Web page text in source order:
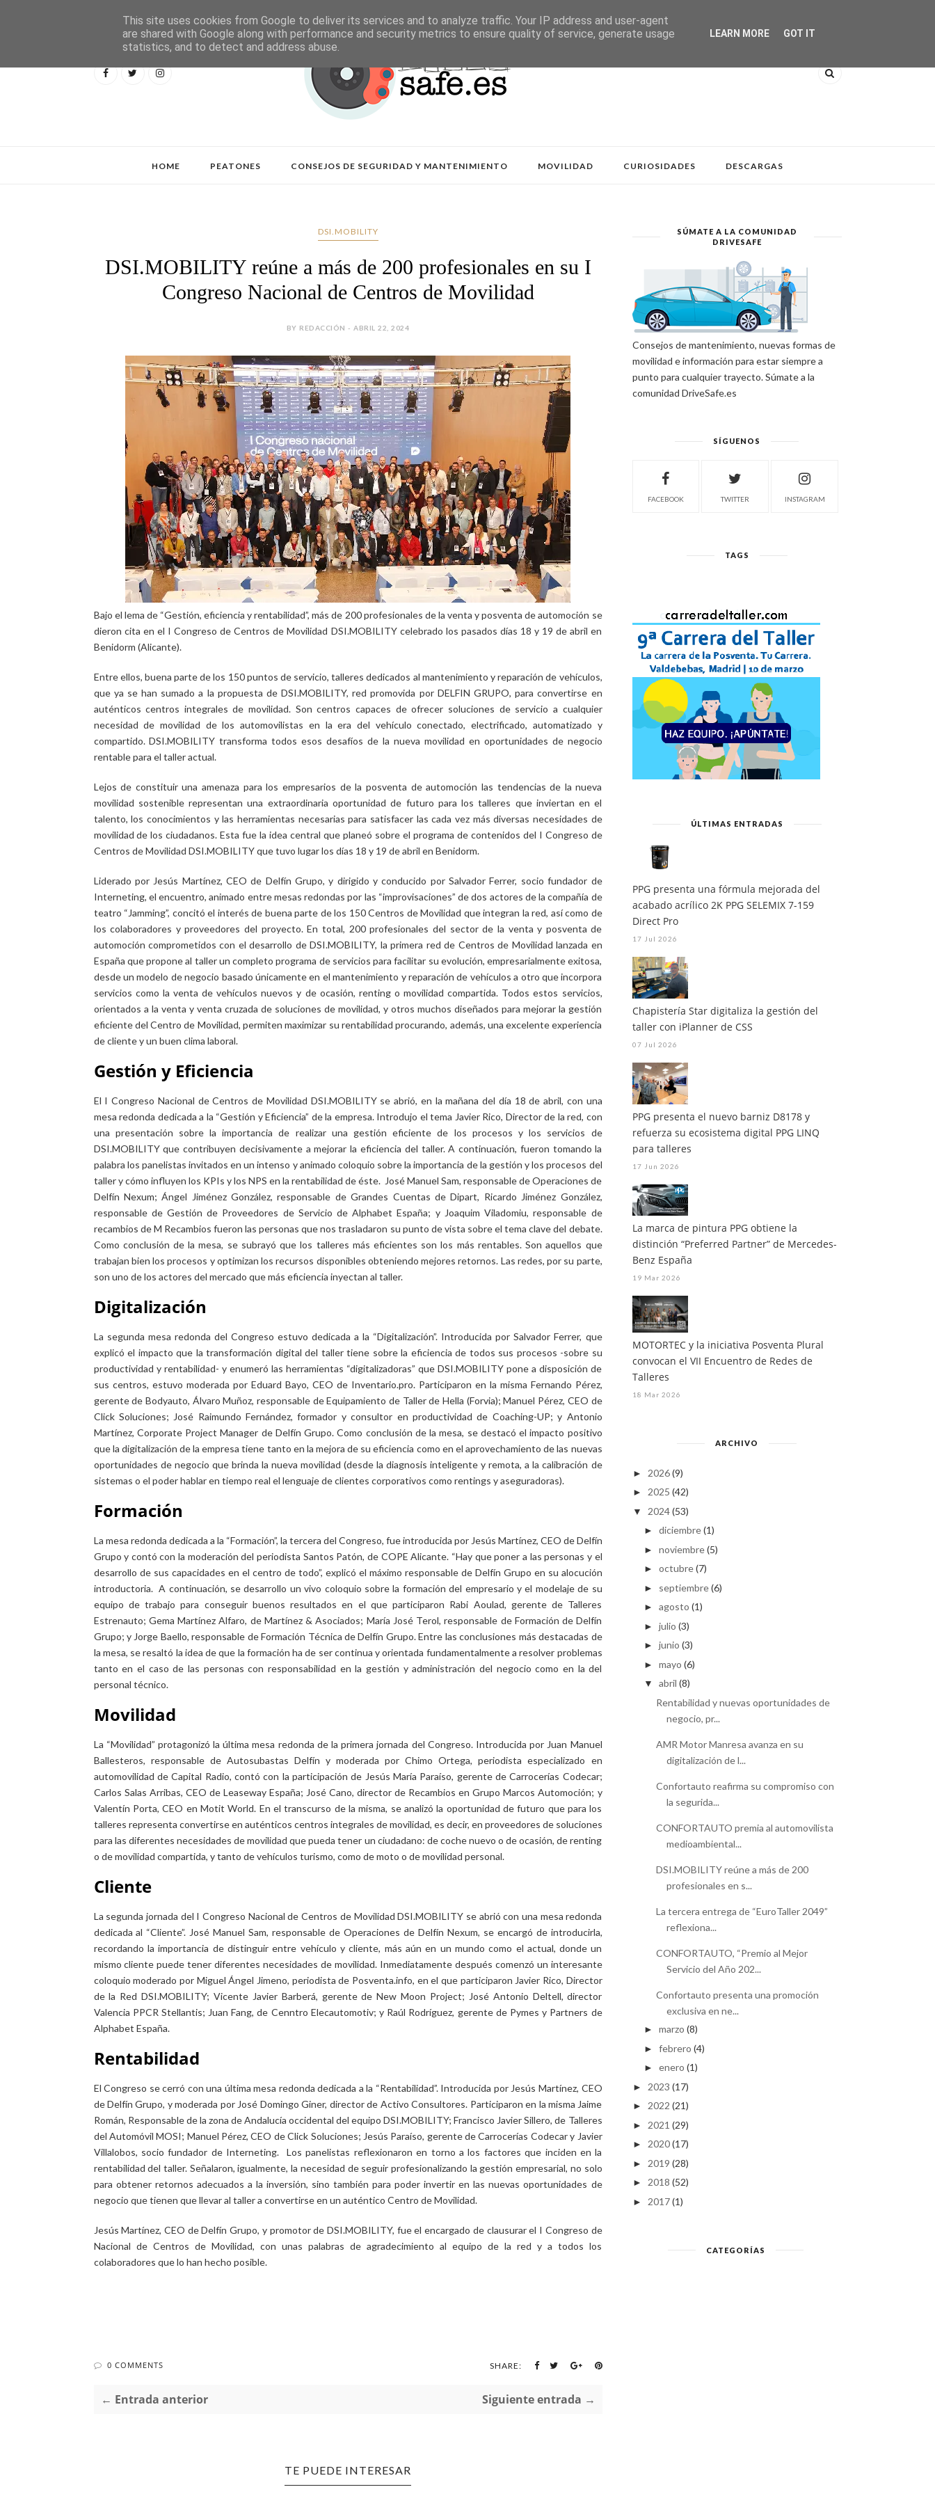
HOME PEATONES CONSEJOS DE SEGURIDAD Y MANTENIMIENTO MOVILIDAD CURIOSIDADES DESCARGAS
DSI.MOBILITY
DSI.MOBILITY reúne a más de 200 profesionales en su I
Congreso Nacional de Centros de Movilidad
BY REDACCIÓN - ABRIL 22, 2024
Bajo el lema de “Gestión, eficiencia y rentabilidad”, más de 200 profesionales de la venta y posventa de automoción se
dieron cita en el I Congreso de Centros de Movilidad DSI.MOBILITY celebrado los pasados días 18 y 19 de abril en
Benidorm (Alicante).
Entre ellos, buena parte de los 150 puntos de servicio, talleres dedicados al mantenimiento y reparación de vehículos,
que ya se han sumado a la propuesta de DSI.MOBILITY, red promovida por DELFIN GRUPO, para convertirse en
auténticos centros integrales de movilidad. Son centros capaces de ofrecer soluciones de servicio a cualquier
necesidad de movilidad de los automovilistas en la era del vehículo conectado, electrificado, automatizado y
compartido. DSI.MOBILITY transforma todos esos desafíos de la nueva movilidad en oportunidades de negocio
rentable para el taller actual.
Lejos de constituir una amenaza para los empresarios de la posventa de automoción las tendencias de la nueva
movilidad sostenible representan una extraordinaria oportunidad de futuro para los talleres que inviertan en el
talento, los conocimientos y las herramientas necesarias para satisfacer las cada vez más diversas necesidades de
movilidad de los ciudadanos. Esta fue la idea central que planeó sobre el programa de contenidos del I Congreso de
Centros de Movilidad DSI.MOBILITY que tuvo lugar los días 18 y 19 de abril en Benidorm.
Liderado por Jesús Martínez, CEO de Delfín Grupo, y dirigido y conducido por Salvador Ferrer, socio fundador de
Interneting, el encuentro, animado entre mesas redondas por las “improvisaciones” de dos actores de la compañía de
teatro “Jamming”, concitó el interés de buena parte de los 150 Centros de Movilidad que integran la red, así como de
los colaboradores y proveedores del proyecto. En total, 200 profesionales del sector de la venta y posventa de
automoción comprometidos con el desarrollo de DSI.MOBILITY, la primera red de Centros de Movilidad lanzada en
España que propone al taller un completo programa de servicios para facilitar su evolución, empresarialmente exitosa,
desde un modelo de negocio basado únicamente en el mantenimiento y reparación de vehículos a otro que incorpora
servicios como la venta de vehículos nuevos y de ocasión, renting o movilidad compartida. Todos estos servicios,
orientados a la venta y venta cruzada de soluciones de movilidad, y otros muchos diseñados para mejorar la gestión
eficiente del Centro de Movilidad, permiten maximizar su rentabilidad procurando, además, una excelente experiencia
de cliente y un buen clima laboral.
Gestión y Eficiencia
El I Congreso Nacional de Centros de Movilidad DSI.MOBILITY se abrió, en la mañana del día 18 de abril, con una
mesa redonda dedicada a la “Gestión y Eficiencia” de la empresa. Introdujo el tema Javier Rico, Director de la red, con
una presentación sobre la importancia de realizar una gestión eficiente de los procesos y los servicios de
DSI.MOBILITY que contribuyen decisivamente a mejorar la eficiencia del taller. A continuación, fueron tomando la
palabra los panelistas invitados en un intenso y animado coloquio sobre la importancia de la gestión y los procesos del
taller y cómo influyen los KPIs y los NPS en la rentabilidad de éste. José Manuel Sam, responsable de Operaciones de
Delfín Nexum; Ángel Jiménez González, responsable de Grandes Cuentas de Dipart, Ricardo Jiménez González,
responsable de Gestión de Proveedores de Servicio de Alphabet España; y Joaquim Viladomiu, responsable de
recambios de M Recambios fueron las personas que nos trasladaron su punto de vista sobre el tema clave del debate.
Como conclusión de la mesa, se subrayó que los talleres más eficientes son los más rentables. Son aquellos que
trabajan bien los procesos y optimizan los recursos disponibles obteniendo mejores retornos. Las redes, por su parte,
son uno de los actores del mercado que más eficiencia inyectan al taller.
Digitalización
La segunda mesa redonda del Congreso estuvo dedicada a la “Digitalización”. Introducida por Salvador Ferrer, que
explicó el impacto que la transformación digital del taller tiene sobre la eficiencia de todos sus procesos -sobre su
productividad y rentabilidad- y enumeró las herramientas “digitalizadoras” que DSI.MOBILITY pone a disposición de
sus centros, estuvo moderada por Eduard Bayo, CEO de Inventario.pro. Participaron en la misma Fernando Pérez,
gerente de Bodyauto, Álvaro Muñoz, responsable de Equipamiento de Taller de Hella (Forvia); Manuel Pérez, CEO de
Click Soluciones; José Raimundo Fernández, formador y consultor en productividad de Coaching-UP; y Antonio
Martínez, Corporate Project Manager de Delfín Grupo. Como conclusión de la mesa, se destacó el impacto positivo
que la digitalización de la empresa tiene tanto en la mejora de su eficiencia como en el aprovechamiento de las nuevas
oportunidades de negocio que brinda la nueva movilidad (desde la diagnosis inteligente y remota, a la calibración de
sistemas o el poder hablar en tiempo real el lenguaje de clientes corporativos como rentings y aseguradoras).
Formación
La mesa redonda dedicada a la “Formación”, la tercera del Congreso, fue introducida por Jesús Martínez, CEO de Delfín
Grupo y contó con la moderación del periodista Santos Patón, de COPE Alicante. “Hay que poner a las personas y el
desarrollo de sus capacidades en el centro de todo”, explicó el máximo responsable de Delfín Grupo en su alocución
introductoria. A continuación, se desarrollo un vivo coloquio sobre la formación del empresario y el modelaje de su
equipo de trabajo para conseguir buenos resultados en el que participaron Rabi Aoulad, gerente de Talleres
Estrenauto; Gema Martínez Alfaro, de Martínez & Asociados; María José Terol, responsable de Formación de Delfín
Grupo; y Jorge Baello, responsable de Formación Técnica de Delfín Grupo. Entre las conclusiones más destacadas de
la mesa, se resaltó la idea de que la formación ha de ser continua y orientada fundamentalmente a resolver problemas
tanto en el caso de las personas con responsabilidad en la gestión y administración del negocio como en la del
personal técnico.
Movilidad
La “Movilidad” protagonizó la última mesa redonda de la primera jornada del Congreso. Introducida por Juan Manuel
Ballesteros, responsable de Autosubastas Delfín y moderada por Chimo Ortega, periodista especializado en
automovilidad de Capital Radio, contó con la participación de Jesús María Paraíso, gerente de Carrocerías Codecar;
Carlos Salas Arribas, CEO de Leaseway España; José Cano, director de Recambios en Grupo Marcos Automoción; y
Valentín Porta, CEO en Motit World. En el transcurso de la misma, se analizó la oportunidad de futuro que para los
talleres representa convertirse en auténticos centros integrales de movilidad, es decir, en proveedores de soluciones
para las diferentes necesidades de movilidad que pueda tener un ciudadano: de coche nuevo o de ocasión, de renting
o de movilidad compartida, y tanto de vehículos turismo, como de moto o de movilidad personal.
Cliente
La segunda jornada del I Congreso Nacional de Centros de Movilidad DSI.MOBILITY se abrió con una mesa redonda
dedicada al “Cliente”. José Manuel Sam, responsable de Operaciones de Delfín Nexum, se encargó de introducirla,
recordando la importancia de distinguir entre vehículo y cliente, más aún en un mundo como el actual, donde un
mismo cliente puede tener diferentes necesidades de movilidad. Inmediatamente después comenzó un interesante
coloquio moderado por Miguel Ángel Jimeno, periodista de Posventa.info, en el que participaron Javier Rico, Director
de la Red DSI.MOBILITY; Vicente Javier Barberá, gerente de New Moon Project; José Antonio Deltell, director
Valencia PPCR Stellantis; Juan Fang, de Cenntro Elecautomotiv; y Raúl Rodríguez, gerente de Pymes y Partners de
Alphabet España.
Rentabilidad
El Congreso se cerró con una última mesa redonda dedicada a la “Rentabilidad”. Introducida por Jesús Martínez, CEO
de Delfín Grupo, y moderada por José Domingo Giner, director de Activo Consultores. Participaron en la misma Jaime
Román, Responsable de la zona de Andalucía occidental del equipo DSI.MOBILITY; Francisco Javier Sillero, de Talleres
del Automóvil MOSI; Manuel Pérez, CEO de Click Soluciones; Jesús Paraíso, gerente de Carrocerías Codecar y Javier
Villalobos, socio fundador de Interneting. Los panelistas reflexionaron en torno a los factores que inciden en la
rentabilidad del taller. Señalaron, igualmente, la necesidad de seguir profesionalizando la gestión empresarial, no solo
para obtener retornos adecuados a la inversión, sino también para poder invertir en las nuevas oportunidades de
negocio que tienen que llevar al taller a convertirse en un auténtico Centro de Movilidad.
Jesús Martínez, CEO de Delfín Grupo, y promotor de DSI.MOBILITY, fue el encargado de clausurar el I Congreso de
Nacional de Centros de Movilidad, con unas palabras de agradecimiento al equipo de la red y a todos los
colaboradores que lo han hecho posible.
0 COMMENTS SHARE:
← Entrada anterior Siguiente entrada →
TE PUEDE INTERESAR
SÚMATE A LA COMUNIDAD
DRIVESAFE
Consejos de mantenimiento, nuevas formas de
movilidad e información para estar siempre a
punto para cualquier trayecto. Súmate a la
comunidad DriveSafe.es
SÍGUENOS
FACEBOOK TWITTER INSTAGRAM
TAGS
ÚLTIMAS ENTRADAS
PPG presenta una fórmula mejorada del
acabado acrílico 2K PPG SELEMIX 7-159
Direct Pro
17 Jul 2026
Chapistería Star digitaliza la gestión del
taller con iPlanner de CSS
07 Jul 2026
PPG presenta el nuevo barniz D8178 y
refuerza su ecosistema digital PPG LINQ
para talleres
17 Jun 2026
La marca de pintura PPG obtiene la
distinción “Preferred Partner” de Mercedes-
Benz España
19 Mar 2026
MOTORTEC y la iniciativa Posventa Plural
convocan el VII Encuentro de Redes de
Talleres
18 Mar 2026
ARCHIVO
► 2026 (9)
► 2025 (42)
▼ 2024 (53)
►diciembre(1)
►noviembre(5)
►octubre(7)
► septiembre(6)
►agosto (1)
►julio (3)
►junio (3)
►mayo (6)
▼ abril (8)
Rentabilidad y nuevas oportunidades de
negocio, pr...
AMR Motor Manresa avanza en su
digitalización de l...
Confortauto reafirma su compromiso con
la segurida...
CONFORTAUTO premia al automovilista
medioambiental...
DSI.MOBILITY reúne a más de 200
profesionales en s...
La tercera entrega de “EuroTaller 2049”
reflexiona...
CONFORTAUTO, “Premio al Mejor
Servicio del Año 202...
Confortauto presenta una promoción
exclusiva en ne...
►marzo (8)
►febrero (4)
►enero (1)
► 2023 (17)
► 2022 (21)
► 2021 (29)
► 2020 (17)
► 2019 (28)
► 2018 (52)
► 2017 (1)
CATEGORÍAS
This site uses cookies from Google to deliver its services and to analyze traffic. Your IP address and user-agent
are shared with Google along with performance and security metrics to ensure quality of service, generate usage
statistics, and to detect and address abuse.
LEARN MORE GOT IT